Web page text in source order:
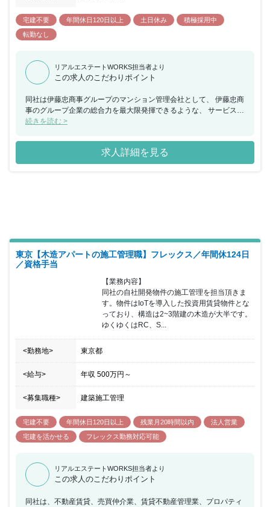
宅建不要 年間休日120日以上 土日休み
積極採用中
転勤なし
リアルエステートWORKS担当者より
この求人のこだわりポイント
同社は伊藤忠商事グループのマンション管理会社として、 伊藤忠商
事のグループ企業の総合力を最大限発揮できるような、 サービスを
展開しています。不動産の総合管理を手掛け、 『オフィス・住宅の
けています。 会社の社風やモットーは「愚直」「切磋琢磨」「おせ
っかい」で 部署間のセクショナリズムもなく、コミュニケーション
を活発に 図れる環境が根付いています。 また伊藤忠商事や伊藤忠
続きを読む >
求人詳細を見る
東京【木造アパートの施工管理職】フレックス／年間休124日
／資格手当
【業務内容】
同社の自社開発物件の施工管理を担当頂きま
す。物件はIoTを導入した投資用賃貸物件とな
っており、構造は2~3階建の木造が大半です。
ゆくゆくはRC、S...
<勤務地> 東京都
<給与> 年収 500万円 ～
<募集職種> 建築施工管理
宅建不要 年間休日120日以上 残業月20時間以内
法人営業
宅建を活かせる
フレックス勤務対応可能
リアルエステートWORKS担当者より
この求人のこだわりポイント
同社は、不動産賃貸、売買仲介業、賃貸不動産管理業、プロパティ